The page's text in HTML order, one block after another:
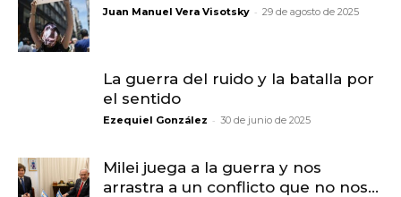
Juan Manuel Vera Visotsky - 29 de agosto de 2025
La guerra del ruido y la batalla por
el sentido
Ezequiel González - 30 de junio de 2025
Milei juega a la guerra y nos
arrastra a un conflicto que no nos...